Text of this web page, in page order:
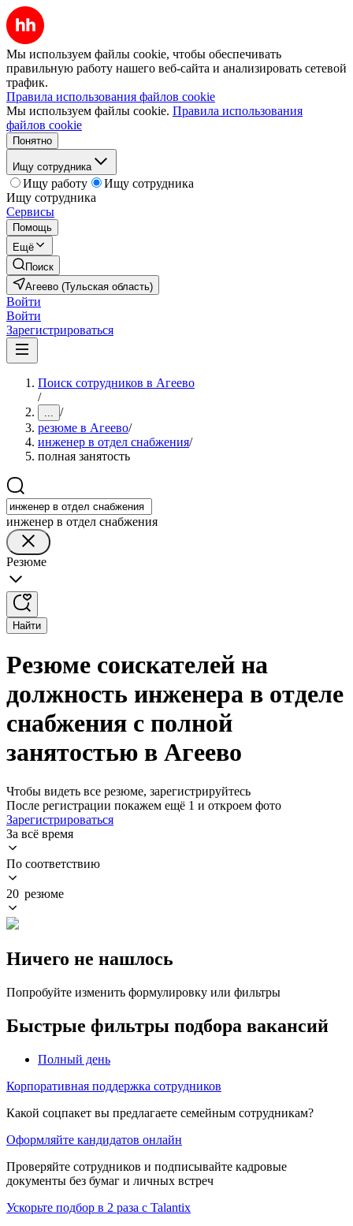
Мы используем файлы cookie, чтобы обеспечивать
правильную работу нашего веб-сайта и анализировать сетевой
трафик.
Правила использования файлов cookie
Мы используем файлы cookie. Правила использования
файлов cookie
Понятно
Ищу сотрудника
Ищу работу
Ищу сотрудника
Ищу сотрудника
Сервисы
Помощь
Ещё
Поиск
Агеево (Тульская область)
Войти
Войти
Зарегистрироваться
Поиск сотрудников в Агеево
/
... /
резюме в Агеево/
инженер в отдел снабжения/
полная занятость
инженер в отдел снабжения
Резюме
Найти
Резюме соискателей на
должность инженера в отделе
снабжения с полной
занятостью в Агеево
Чтобы видеть все резюме, зарегистрируйтесь
После регистрации покажем ещё 1 и откроем фото
Зарегистрироваться
За всё время
По соответствию
20 резюме
Ничего не нашлось
Попробуйте изменить формулировку или фильтры
Быстрые фильтры подбора вакансий
Полный день
Корпоративная поддержка сотрудников
Какой соцпакет вы предлагаете семейным сотрудникам?
Оформляйте кандидатов онлайн
Проверяйте сотрудников и подписывайте кадровые
документы без бумаг и личных встреч
Ускорьте подбор в 2 раза с Talantix